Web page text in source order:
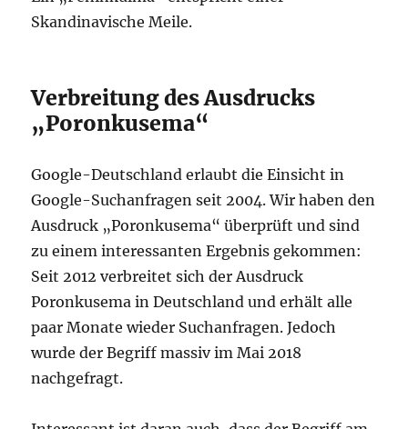
Skandinavische Meile.
Verbreitung des Ausdrucks
„Poronkusema“
Google-Deutschland erlaubt die Einsicht in
Google-Suchanfragen seit 2004. Wir haben den
Ausdruck „Poronkusema“ überprüft und sind
zu einem interessanten Ergebnis gekommen:
Seit 2012 verbreitet sich der Ausdruck
Poronkusema in Deutschland und erhält alle
paar Monate wieder Suchanfragen. Jedoch
wurde der Begriff massiv im Mai 2018
nachgefragt.